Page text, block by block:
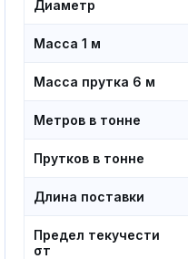
Диаметр
Масса 1 м
Масса прутка 6 м
Метров в тонне
Прутков в тонне
Длина поставки
Предел текучести
σт